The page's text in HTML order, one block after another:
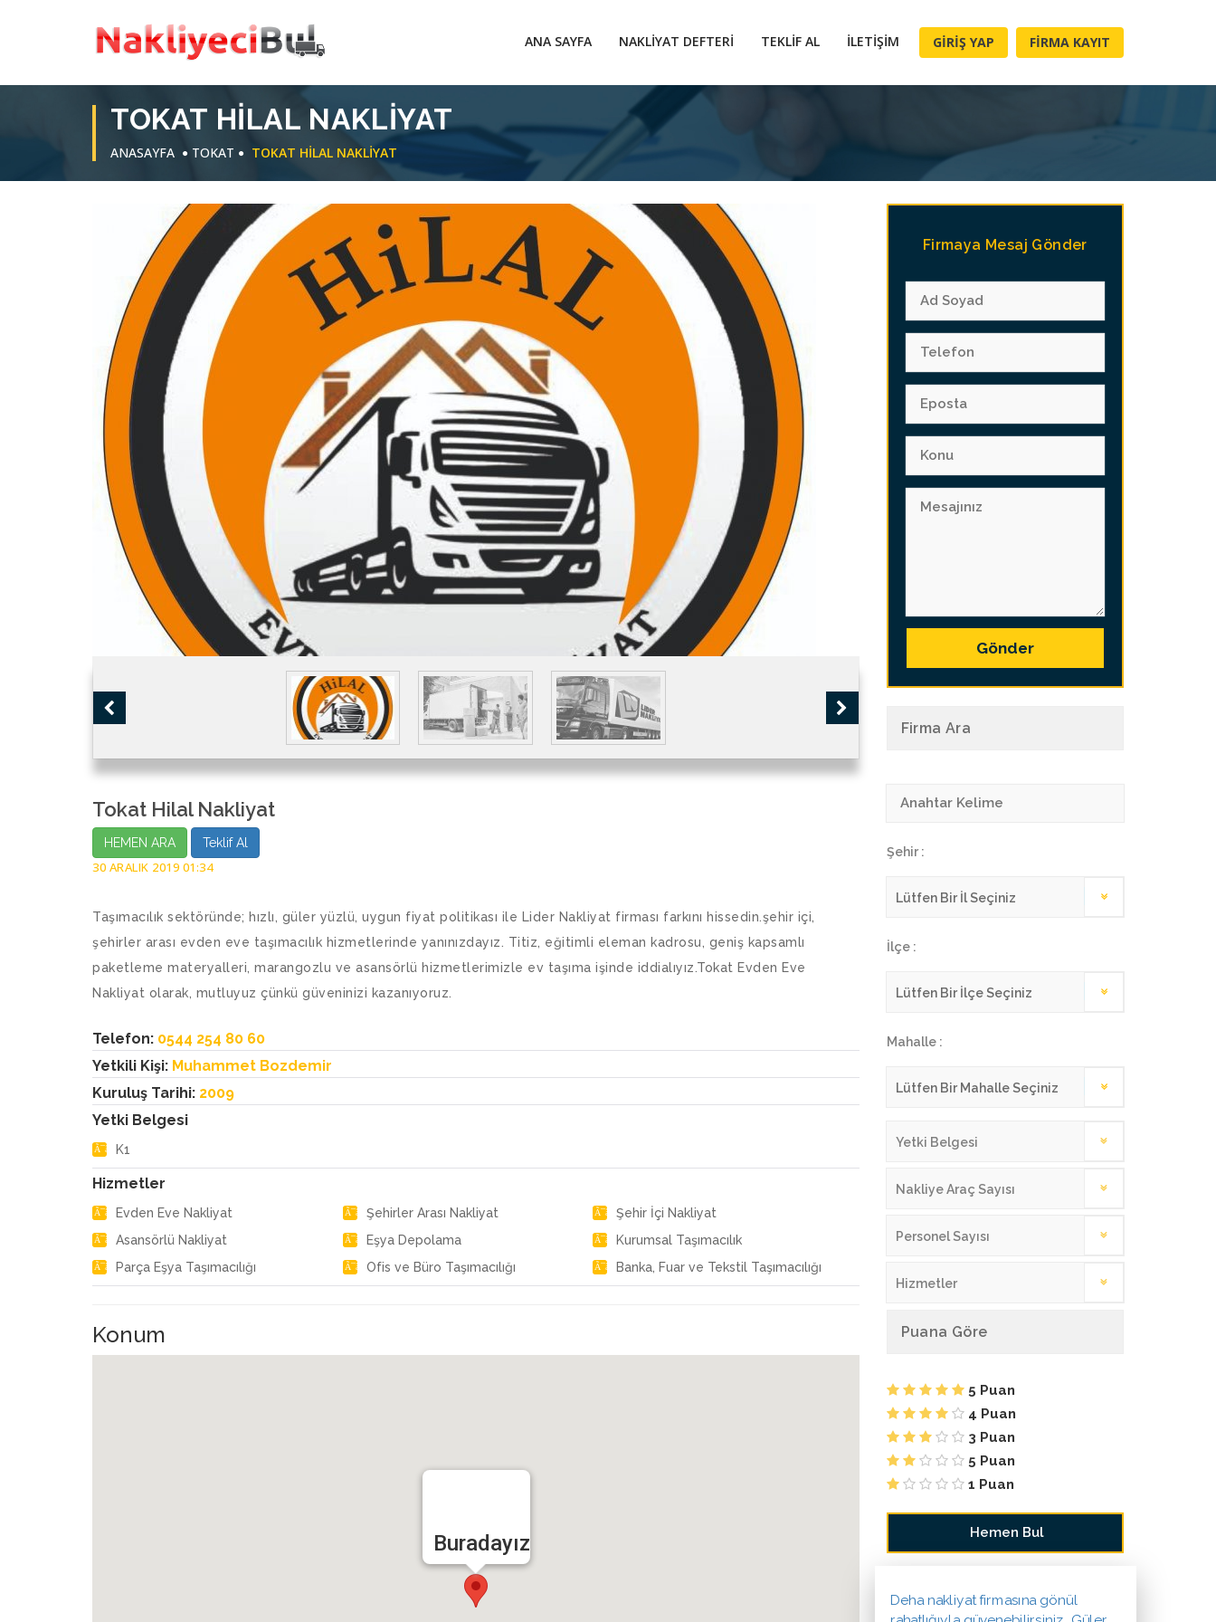
ANA SAYFA NAKLIYAT DEFTERI TEKLIF AL İLETIŞIM GIRIŞ YAP FIRMA KAYIT
TOKAT HILAL NAKLIYAT
ANASAYFA TOKAT TOKAT HILAL NAKLIYAT
Tokat Hilal Nakliyat
HEMEN ARA Teklif Al
30 ARALIK 2019 01:34
Taşımacılık sektöründe; hızlı, güler yüzlü, uygun fiyat politikası ile Lider Nakliyat firması farkını hissedin.şehir içi,
şehirler arası evden eve taşımacılık hizmetlerinde yanınızdayız. Titiz, eğitimli eleman kadrosu, geniş kapsamlı
paketleme materyalleri, marangozlu ve asansörlü hizmetlerimizle ev taşıma işinde iddialıyız.Tokat Evden Eve
Nakliyat olarak, mutluyuz çünkü güveninizi kazanıyoruz.
Telefon: 0544 254 80 60
Yetkili Kişi: Muhammet Bozdemir
Kuruluş Tarihi: 2009
Yetki Belgesi
K1
Hizmetler
Evden Eve Nakliyat Şehirler Arası Nakliyat
Şehir İçi Nakliyat
Asansörlü Nakliyat
Eşya Depolama
Kurumsal Taşımacılık
Parça Eşya Taşımacılığı
Ofis ve Büro Taşımacılığı Banka, Fuar ve Tekstil Taşımacılığı
Konum
Buradayız
Firmaya Mesaj Gönder
Gönder
Firma Ara
Şehir :
İlçe :
Mahalle :
Yetki Belgesi
Nakliye Araç Sayısı
Personel Sayısı
Hizmetler
Puana Göre
5 Puan
4 Puan
3 Puan
5 Puan
1 Puan
Deha nakliyat firmasına gönül